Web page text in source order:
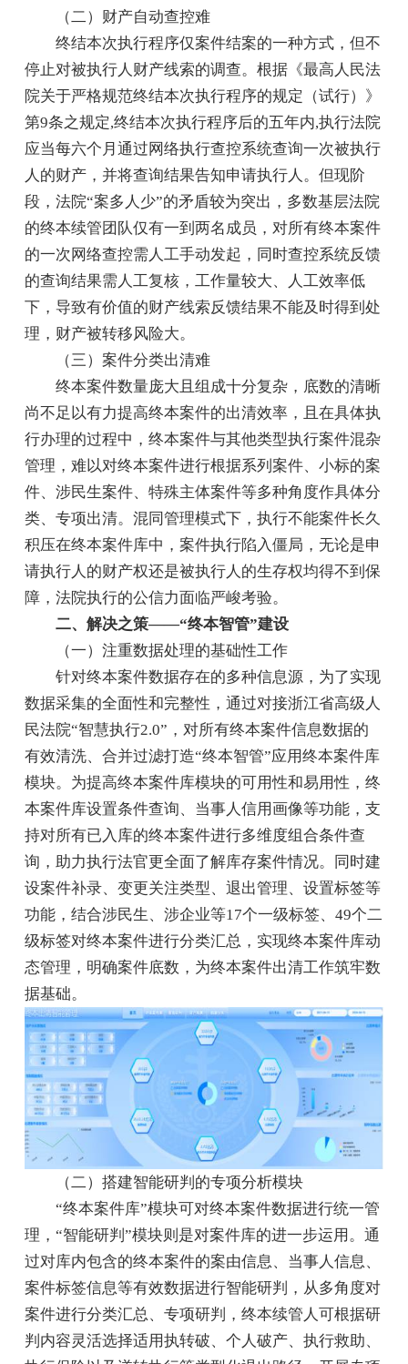
（二）财产自动查控难
终结本次执行程序仅案件结案的一种方式，但不
停止对被执行人财产线索的调查。根据《最高人民法
院关于严格规范终结本次执行程序的规定（试行）》
第9条之规定,终结本次执行程序后的五年内,执行法院
应当每六个月通过网络执行查控系统查询一次被执行
人的财产，并将查询结果告知申请执行人。但现阶
段，法院“案多人少”的矛盾较为突出，多数基层法院
的终本续管团队仅有一到两名成员，对所有终本案件
的一次网络查控需人工手动发起，同时查控系统反馈
的查询结果需人工复核，工作量较大、人工效率低
下，导致有价值的财产线索反馈结果不能及时得到处
理，财产被转移风险大。
（三）案件分类出清难
终本案件数量庞大且组成十分复杂，底数的清晰
尚不足以有力提高终本案件的出清效率，且在具体执
行办理的过程中，终本案件与其他类型执行案件混杂
管理，难以对终本案件进行根据系列案件、小标的案
件、涉民生案件、特殊主体案件等多种角度作具体分
类、专项出清。混同管理模式下，执行不能案件长久
积压在终本案件库中，案件执行陷入僵局，无论是申
请执行人的财产权还是被执行人的生存权均得不到保
障，法院执行的公信力面临严峻考验。
二、解决之策——“终本智管”建设
（一）注重数据处理的基础性工作
针对终本案件数据存在的多种信息源，为了实现
数据采集的全面性和完整性，通过对接浙江省高级人
民法院“智慧执行2.0”，对所有终本案件信息数据的
有效清洗、合并过滤打造“终本智管”应用终本案件库
模块。为提高终本案件库模块的可用性和易用性，终
本案件库设置条件查询、当事人信用画像等功能，支
持对所有已入库的终本案件进行多维度组合条件查
询，助力执行法官更全面了解库存案件情况。同时建
设案件补录、变更关注类型、退出管理、设置标签等
功能，结合涉民生、涉企业等17个一级标签、49个二
级标签对终本案件进行分类汇总，实现终本案件库动
态管理，明确案件底数，为终本案件出清工作筑牢数
据基础。
（二）搭建智能研判的专项分析模块
“终本案件库”模块可对终本案件数据进行统一管
理，“智能研判”模块则是对案件库的进一步运用。通
过对库内包含的终本案件的案由信息、当事人信息、
案件标签信息等有效数据进行智能研判，从多角度对
案件进行分类汇总、专项研判，终本续管人可根据研
判内容灵活选择适用执转破、个人破产、执行救助、